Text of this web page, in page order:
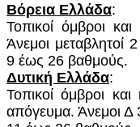
Βόρεια Ελλάδα:
Τοπικοί όμβροι
Άνεμοι
9 έως 26 βαθμούς.
Δυτική Ελλάδα:
Τοπικοί όμβροι και
απόγευμα. Άνεμοι